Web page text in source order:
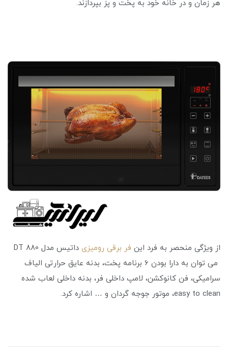
هر زمان و در خانه خود به پخت و پز بپردازند.
از ویژگی منحصر به فرد این فر برقی رومیزی
داتیس مدل DT 880
می توان به دارا بودن 6 برنامه پخت، بدنه عایق حرارتی الیاف
سرامیکی، فن کانوکشن، لامپ داخلی فر، بدنه داخلی لعاب شده
easy to clean، موتور جوجه گردان و … اشاره کرد.